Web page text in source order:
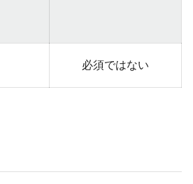
必須ではない